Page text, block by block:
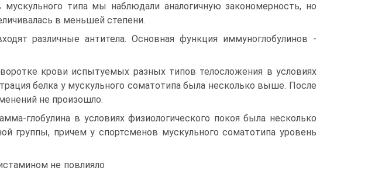
типа мы наблюдали аналогичную закономерность, но
в меньшей степени.
различные ан­титела. Основная функция иммуноглобулинов -
крови ис­пытуемых разных типов телосложения в условиях
белка у мускульного соматотипа была несколько выше. После
не произошло.
глобулина в условиях физиологического покоя была несколько
группы, причем у спортсменов мускульного соматотипа уровень
не повлияло